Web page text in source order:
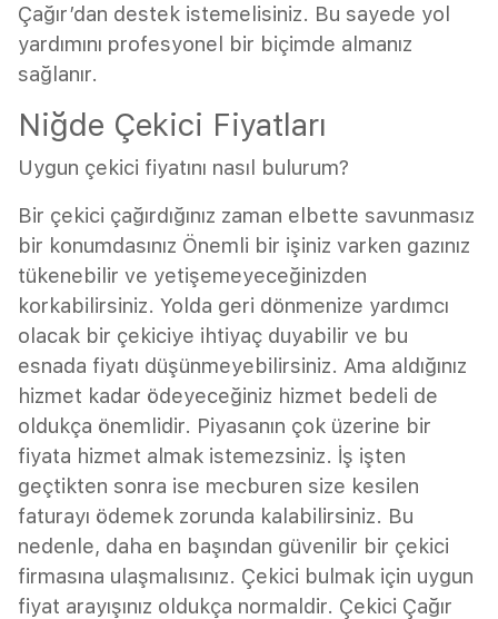
Çağır’dan destek istemelisiniz. Bu sayede yol
yardımını profesyonel bir biçimde almanız
sağlanır.
Niğde Çekici Fiyatları
Uygun çekici fiyatını nasıl bulurum?
Bir çekici çağırdığınız zaman elbette savunmasız
bir konumdasınız Önemli bir işiniz varken gazınız
tükenebilir ve yetişemeyeceğinizden
korkabilirsiniz. Yolda geri dönmenize yardımcı
olacak bir çekiciye ihtiyaç duyabilir ve bu
esnada fiyatı düşünmeyebilirsiniz. Ama aldığınız
hizmet kadar ödeyeceğiniz hizmet bedeli de
oldukça önemlidir. Piyasanın çok üzerine bir
fiyata hizmet almak istemezsiniz. İş işten
geçtikten sonra ise mecburen size kesilen
faturayı ödemek zorunda kalabilirsiniz. Bu
nedenle, daha en başından güvenilir bir çekici
firmasına ulaşmalısınız. Çekici bulmak için uygun
fiyat arayışınız oldukça normaldir. Çekici Çağır